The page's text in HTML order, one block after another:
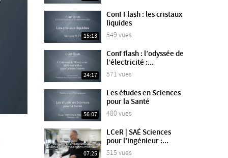
15:13
Conf Flash : les cristaux
liquides
549 vues
24:17
Conf flash : l’odyssée de
l’électricité :...
571 vues
56:07
Les études en Sciences
pour la Santé
480 vues
07:25
LCeR | SAÉ Sciences
pour l’ingénieur :...
515 vues